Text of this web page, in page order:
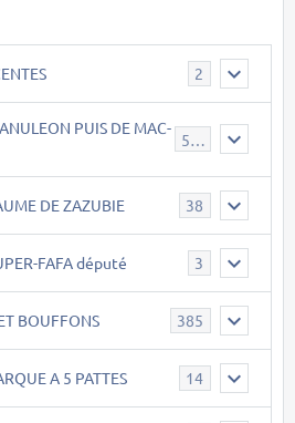
2
PUIS DE MAC-
543
DE ZAZUBIE 38
FAFA député 3
BOUFFONS 385
A 5 PATTES 14